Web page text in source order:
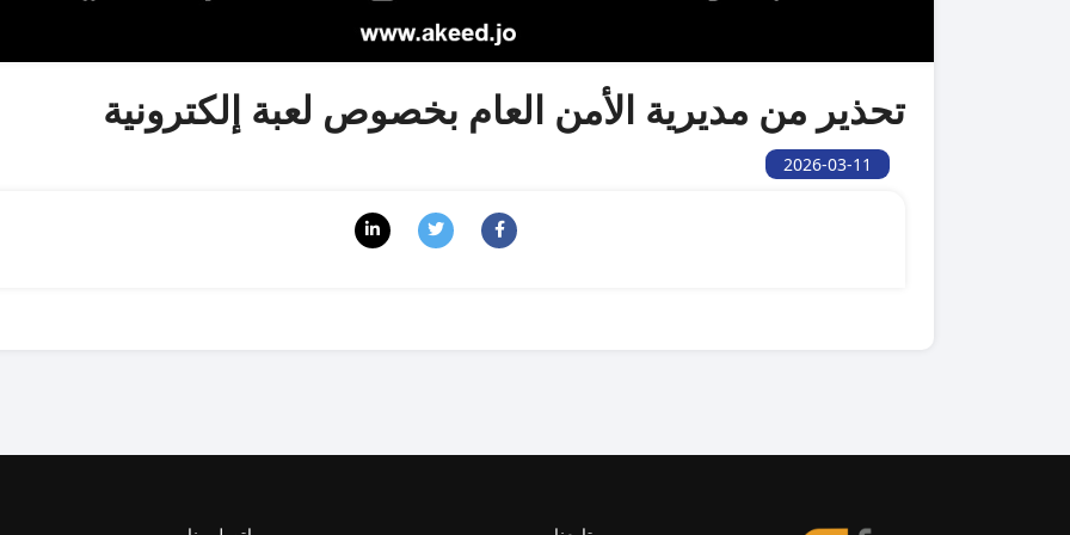
تحذير من مديرية الأمن العام بخصوص لعبة إلكترونية
2026-03-11